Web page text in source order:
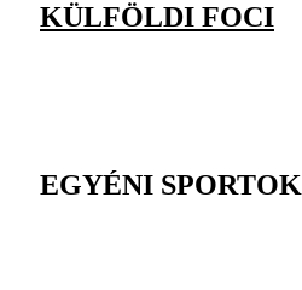
KÜLFÖLDI FOCI
EGYÉNI SPORTOK